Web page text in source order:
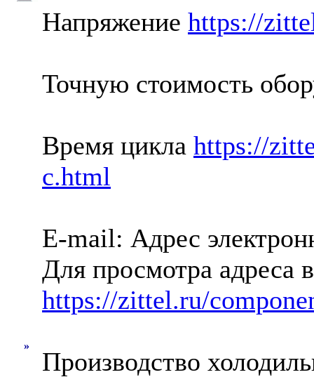
»
Напряжение https://
Точную стоимость
Время цикла https://
c.html
E-mail: Адрес
Для просмотра адреса
https://zittel.ru/
Производство